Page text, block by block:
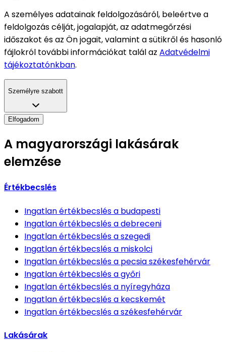
A személyes adatainak feldolgozásáról, beleértve a
feldolgozás célját, jogalapját, az adatmegőrzési
időszakot és az Ön jogait, valamint a sütikről és hasonló
fájlokról további információkat talál az Adatvédelmi
tájékoztatónkban.
Személyre szabott
Elfogadom
A magyarországi lakásárak
elemzése
Értékbecslés
Ingatlan értékbecslésa budapesti
Ingatlan értékbecslésa debreceni
Ingatlan értékbecslésa szegedi
Ingatlan értékbecslésa miskolci
Ingatlan értékbecslésa pecsia székesfehérvár
Ingatlan értékbecslésa győri
Ingatlan értékbecslésa nyíregyháza
Ingatlan értékbecslésa kecskemét
Ingatlan értékbecslésa székesfehérvár
Lakásárak